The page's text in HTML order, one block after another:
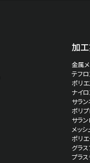
加
金属メ
テフロ
ポリ
ナイロ
サラン
ポリプ
サラン
メッ
ポリエ
グラス
プラス